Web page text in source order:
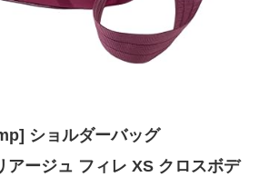
ショルダーバッグ
アージュ フィレ XS クロスボデ